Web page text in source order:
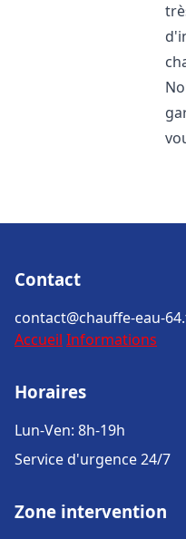
Contact
contact@chauffe-eau-
Accueil Informations
Horaires
Lun-Ven: 8h-19h
Service d'urgence 24/7
Zone intervention